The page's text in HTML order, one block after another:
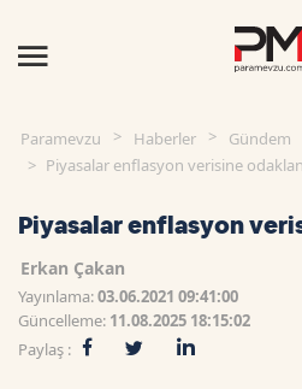
Paramevzu Haberler
Gündem
Piyasalar enflasyon verisine
Piyasalar enflasyon
Erkan Çakan
Yayınlama:03.06.2021 09:41:00
Güncelleme: 11.08.2025 18:15:02
Paylaş :